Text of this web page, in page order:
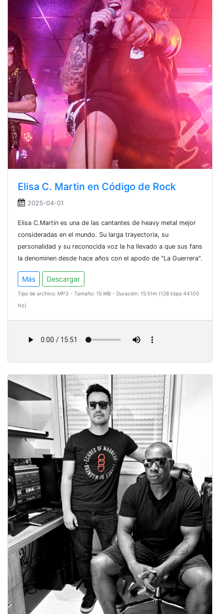
Elisa C. Martin en Código de Rock
2025-04-01
Elisa C.Martin es una de las cantantes de heavy metal mejor
consideradas en el mundo. Su larga trayectoria, su
personalidad y su reconocida voz la ha llevado a que sus fans
la denominen desde hace años con el apodo de "La Guerrera".
Más Descargar
Tipo de archivo: MP3 - Tamaño: 15 MB - Duración: 15:51m (128 kbps 44100
Hz)